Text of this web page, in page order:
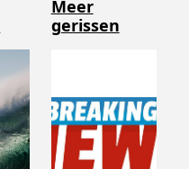
Meer
gerissen